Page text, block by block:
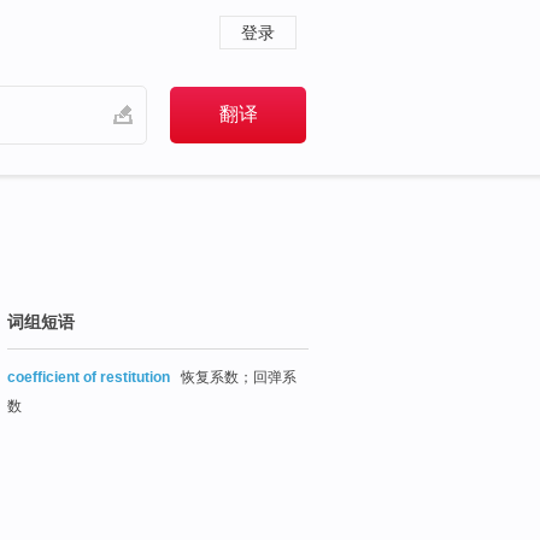
登录
词组短语
coefficient of restitution 恢复系数；回弹系
数